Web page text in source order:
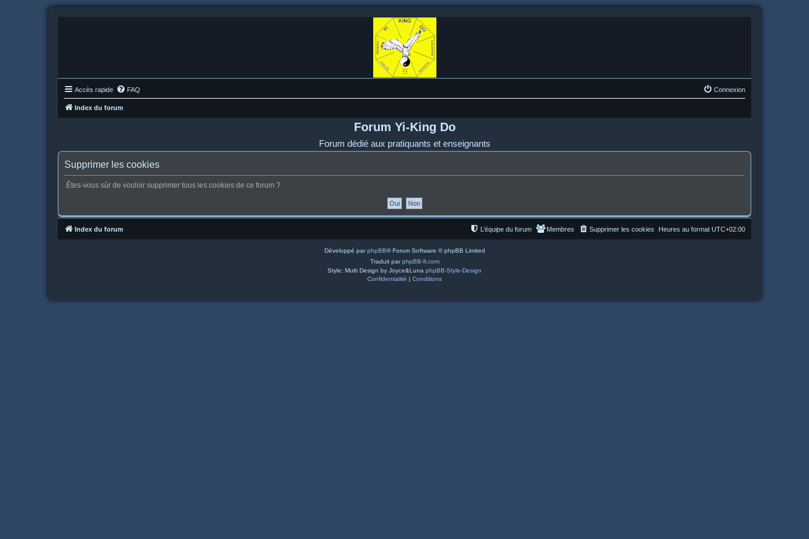
Accès rapide FAQ Connexion
Index du forum
Forum Yi-King Do
Forum dédié aux pratiquants et enseignants
Supprimer les cookies
Êtes-vous sûr de vouloir supprimer tous les cookies de ce forum ?
Index du forum Heures au format UTC+02:00
Supprimer les cookies
Membres
L’équipe du forum
Développé parphpBB® Forum Software © phpBB Limited
Traduit parphpBB-fr.com
Style: Multi Design by Joyce&Luna phpBB-Style-Design
Confidentialité | Conditions